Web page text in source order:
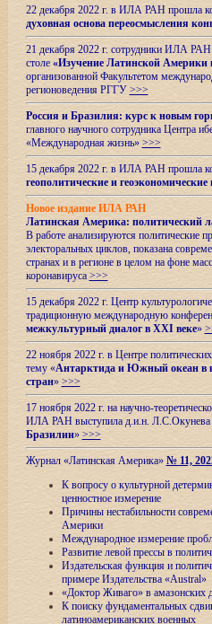
22 декабря 2022 г. в ИЛА РАН прошла
духовная основа переосмысления
21 декабря 2022 г. сотрудники ИЛА
столе «Изучение Латинской Америки
организованной Факультетом
регионоведения РГГУ >>>
Россия и Бразилия: курс к новым
главного научного сотрудника Центра
«Международная жизнь» >>>
15 декабря 2022 г. в ИЛА РАН прошла
геополитические и геоэкономические
Новое издание ИЛА РАН
Латинская Америка: политический
В работе анализируются политические
электоральных циклов, показана
странах и в регионе в целом на фоне
коронавируса >>>
15 декабря 2022 г. Центр
традиционную международную
межкультурный диалог в XXI веке»
22 ноября 2022 г. в Центре
тему «Антарктида и Южный океан в
стран» >>>
17 ноября 2022 г. на научно-
ИЛА РАН выступила д.и.н. Л.С.Окунева
Бразилии» >>>
Журнал «Латинская Америка» № 11,
К вопросу о культурной
ценностное измерение
Причины нестабильности
Америки
Международное измерение
Развитие левой прессы в
Издательская функция и
примере Издательства «Austral»
«Доктор Живаго» в амазонских
К поиску фундаментальных
латиноамериканских военных